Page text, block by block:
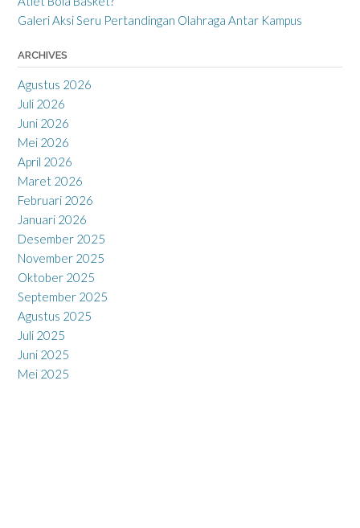
Galeri Aksi Seru Pertandingan Olahraga Antar Kampus
ARCHIVES
Agustus 2026
Juli 2026
Juni 2026
Mei 2026
April 2026
Maret 2026
Februari 2026
Januari 2026
Desember 2025
November 2025
Oktober 2025
September 2025
Agustus 2025
Juli 2025
Juni 2025
Mei 2025